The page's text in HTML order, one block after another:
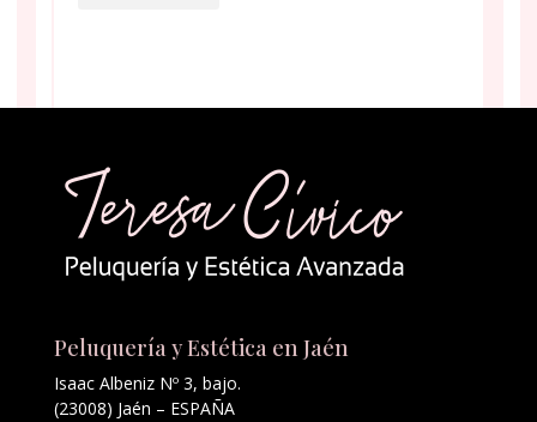
Peluquería y Estética en Jaén
Isaac Albeniz Nº 3, bajo.
(23008) Jaén – ESPAÑA